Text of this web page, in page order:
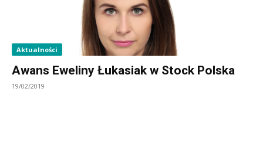
Aktualności
Awans Eweliny Łukasiak w Stock Polska
19/02/2019